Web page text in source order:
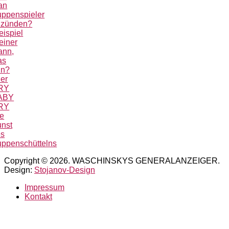
Copyright © 2026. WASCHINSKYS GENERALANZEIGER.
Design: Stojanov-Design
Impressum
Kontakt